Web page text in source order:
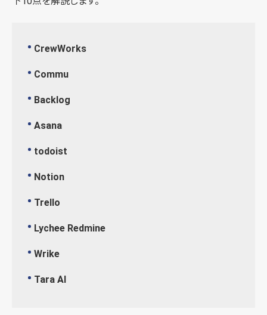
CrewWorks
Commu
Backlog
Asana
todoist
Notion
Trello
Lychee Redmine
Wrike
Tara AI